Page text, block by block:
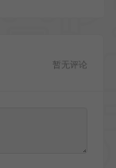
暂无评论